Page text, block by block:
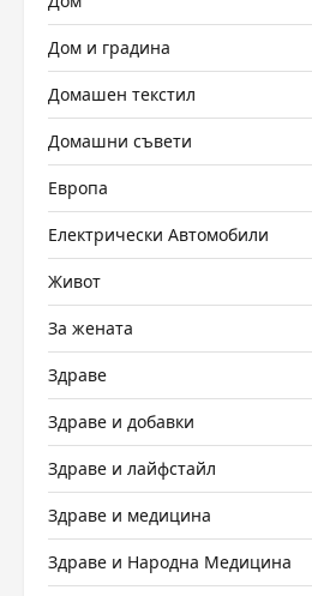
Дом и градина
Домашен текстил
Домашни съвети
Европа
Електрически Автомобили
Живот
За жената
Здраве
Здраве и добавки
Здраве и лайфстайл
Здраве и медицина
Здраве и Народна Медицина